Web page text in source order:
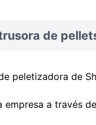
de
peletizadora de
empresa a través